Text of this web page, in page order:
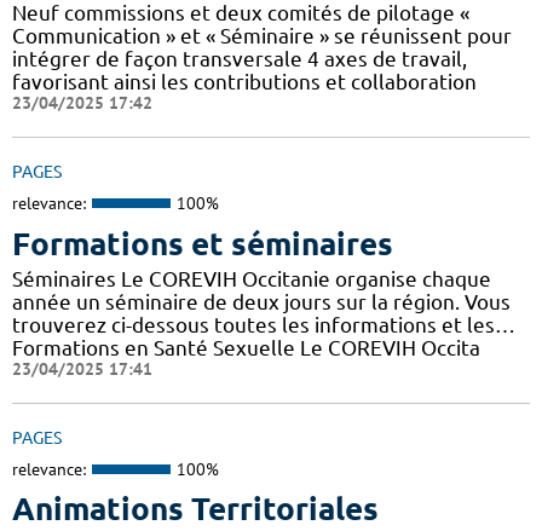
Neuf commissions et deux comités de pilotage «
Communication » et « Séminaire » se réunissent pour
intégrer de façon transversale 4 axes de travail,
favorisant ainsi les contributions et collaboration
23/04/2025 17:42
PAGES
relevance: 100%
Formations et séminaires
Séminaires Le COREVIH Occitanie organise chaque
année un séminaire de deux jours sur la région. Vous
trouverez ci-dessous toutes les informations et les…
Formations en Santé Sexuelle Le COREVIH Occita
23/04/2025 17:41
PAGES
relevance: 100%
Animations Territoriales